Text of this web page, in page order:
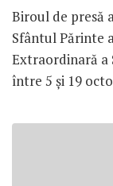
Biroul de presă
Sfântul Părinte
Extraordinară a
între 5 şi 19